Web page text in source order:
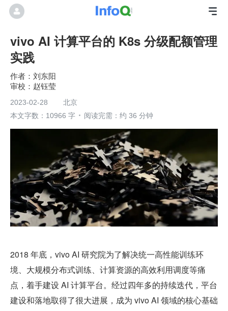
vivo AI 计算平台的 K8s 分级配额管理
实践
刘东阳
赵钰莹
2023-02-28
北京
本文字数：10966 字
阅读完需：约 36 分钟
2018 年底，vivo AI 研究院为了解决统一高性能训练环
境、大规模分布式训练、计算资源的高效利用调度等痛
点，着手建设 AI 计算平台。经过四年多的持续迭代，平台
建设和落地取得了很大进展，成为 vivo AI 领域的核心基础